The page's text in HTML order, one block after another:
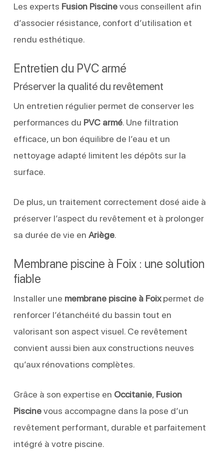
Les experts Fusion Piscinevous conseillent afin
d’associer résistance, confort d’utilisation et
rendu esthétique.
Entretien du PVC armé
Préserver la qualité du revêtement
Un entretien régulier permet de conserver les
performances du PVC armé. Une filtration
efficace, un bon équilibre de l’eau et un
nettoyage adapté limitent les dépôts sur la
surface.
De plus, un traitement correctement dosé aide à
préserver l’aspect du revêtement et à prolonger
sa durée de vie en Ariège.
Membrane piscine à Foix : une solution
fiable
Installer une membrane piscine à Foixpermet de
renforcer l’étanchéité du bassin tout en
valorisant son aspect visuel. Ce revêtement
convient aussi bien aux constructions neuves
qu’aux rénovations complètes.
Grâce à son expertise en Occitanie, Fusion
Piscinevous accompagne dans la pose d’un
revêtement performant, durable et parfaitement
intégré à votre piscine.